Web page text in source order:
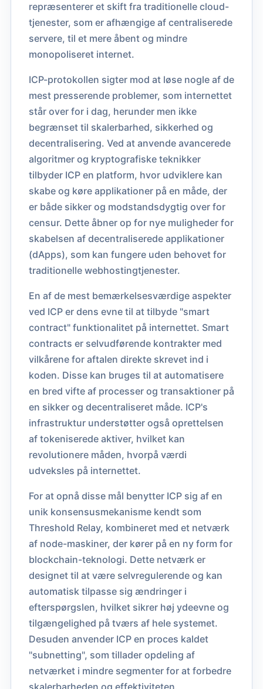
repræsenterer et skift fra traditionelle cloud-
tjenester, som er afhængige af centraliserede
servere, til et mere åbent og mindre
monopoliseret internet.
ICP-protokollen sigter mod at løse nogle af de
mest presserende problemer, som internettet
står over for i dag, herunder men ikke
begrænset til skalerbarhed, sikkerhed og
decentralisering. Ved at anvende avancerede
algoritmer og kryptografiske teknikker
tilbyder ICP en platform, hvor udviklere kan
skabe og køre applikationer på en måde, der
er både sikker og modstandsdygtig over for
censur. Dette åbner op for nye muligheder for
skabelsen af decentraliserede applikationer
(dApps), som kan fungere uden behovet for
traditionelle webhostingtjenester.
En af de mest bemærkelsesværdige aspekter
ved ICP er dens evne til at tilbyde "smart
contract" funktionalitet på internettet. Smart
contracts er selvudførende kontrakter med
vilkårene for aftalen direkte skrevet ind i
koden. Disse kan bruges til at automatisere
en bred vifte af processer og transaktioner på
en sikker og decentraliseret måde. ICP's
infrastruktur understøtter også oprettelsen
af tokeniserede aktiver, hvilket kan
revolutionere måden, hvorpå værdi
udveksles på internettet.
For at opnå disse mål benytter ICP sig af en
unik konsensusmekanisme kendt som
Threshold Relay, kombineret med et netværk
af node-maskiner, der kører på en ny form for
blockchain-teknologi. Dette netværk er
designet til at være selvregulerende og kan
automatisk tilpasse sig ændringer i
efterspørgslen, hvilket sikrer høj ydeevne og
tilgængelighed på tværs af hele systemet.
Desuden anvender ICP en proces kaldet
"subnetting", som tillader opdeling af
netværket i mindre segmenter for at forbedre
skalerbarheden og effektiviteten.